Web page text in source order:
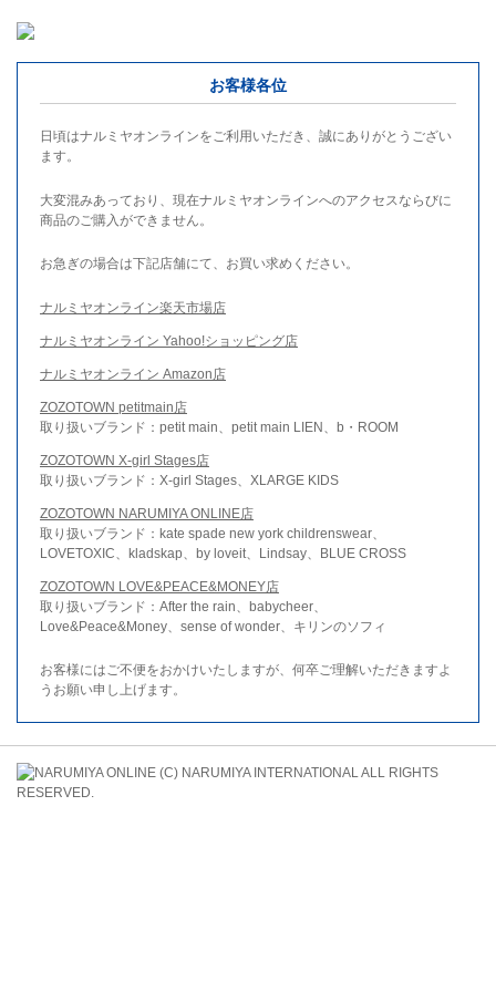
お客様各位
日頃はナルミヤオンラインをご利用いただき、誠にありがとうござい
ます。
大変混みあっており、現在ナルミヤオンラインへのアクセスならびに
商品のご購入ができません。
お急ぎの場合は下記店舗にて、お買い求めください。
ナルミヤオンライン楽天市場店
ナルミヤオンライン Yahoo!ショッピング店
ナルミヤオンライン Amazon店
ZOZOTOWN petitmain店
取り扱いブランド：petit main、petit main LIEN、b・ROOM
ZOZOTOWN X-girl Stages店
取り扱いブランド：X-girl Stages、XLARGE KIDS
ZOZOTOWN NARUMIYA ONLINE店
取り扱いブランド：kate spade new york childrenswear、
LOVETOXIC、kladskap、by loveit、Lindsay、BLUE CROSS
ZOZOTOWN LOVE&PEACE&MONEY店
取り扱いブランド：After the rain、babycheer、
Love&Peace&Money、sense of wonder、キリンのソフィ
お客様にはご不便をおかけいたしますが、何卒ご理解いただきますよ
うお願い申し上げます。